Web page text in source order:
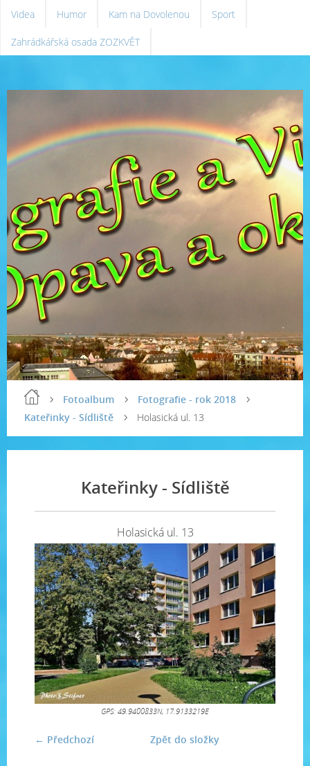
Videa Humor Kam na Dovolenou Sport
Zahrádkářská osada ZOZKVĚT
Fotoalbum
Fotografie - rok 2018
Kateřinky - Sídliště
Holasická ul. 13
Kateřinky - Sídliště
Holasická ul. 13
GPS: 49.9400833N, 17.9133219E
← Předchozí Zpět do složky